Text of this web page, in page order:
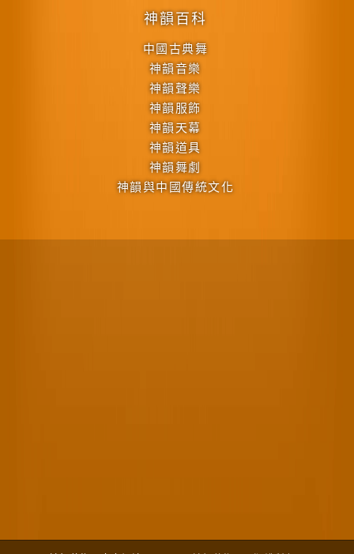
神韻百科
中國古典舞
神韻音樂
神韻聲樂
神韻服飾
神韻天幕
神韻道具
神韻舞劇
神韻與中國傳統文化